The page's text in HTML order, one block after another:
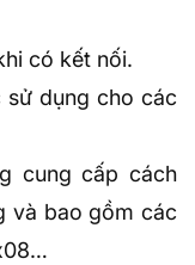
có kết nối.
sử dụng cho các
cung cấp cách
và bao gồm các